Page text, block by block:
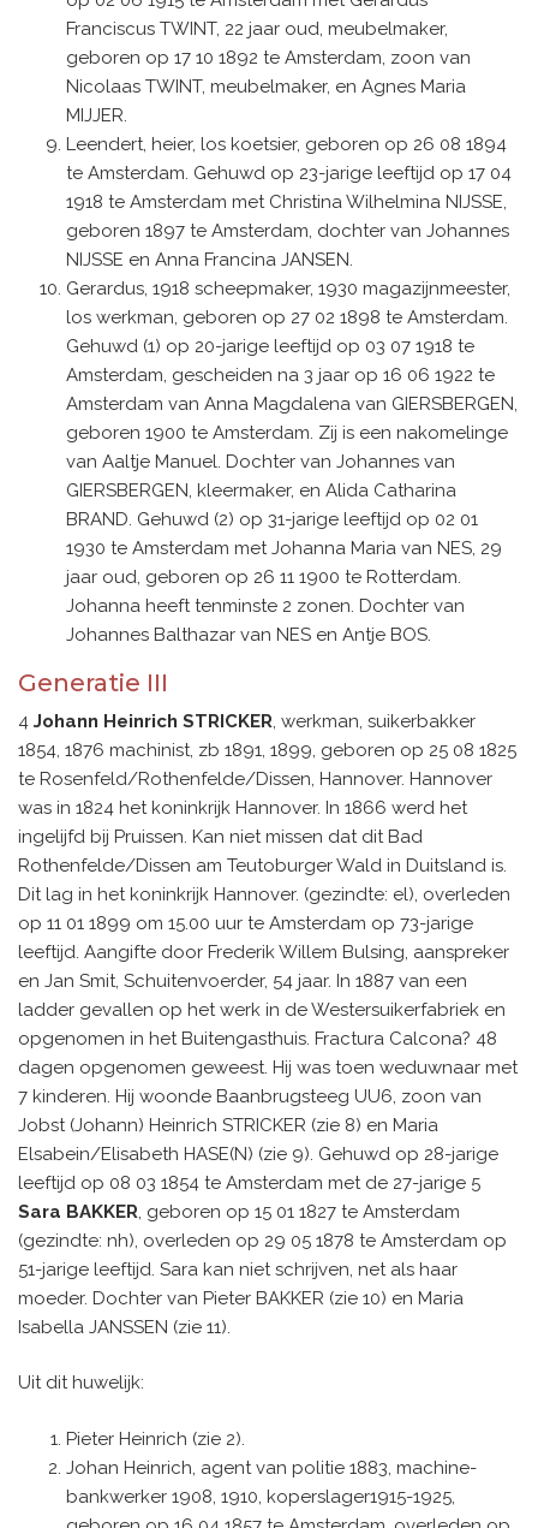
Franciscus TWINT, 22 jaar oud, meubelmaker,
geboren op 17 10 1892 te Amsterdam, zoon van
Nicolaas TWINT, meubelmaker, en Agnes Maria
MIJJER.
Leendert, heier, los koetsier, geboren op 26 08 1894
te Amsterdam. Gehuwd op 23-jarige leeftijd op 17 04
1918 te Amsterdam met Christina Wilhelmina NIJSSE,
geboren 1897 te Amsterdam, dochter van Johannes
NIJSSE en Anna Francina JANSEN.
Gerardus, 1918 scheepmaker, 1930 magazijnmeester,
los werkman, geboren op 27 02 1898 te Amsterdam.
Gehuwd (1) op 20-jarige leeftijd op 03 07 1918 te
Amsterdam, gescheiden na 3 jaar op 16 06 1922 te
Amsterdam van Anna Magdalena van GIERSBERGEN,
geboren 1900 te Amsterdam. Zij is een nakomelinge
van Aaltje Manuel. Dochter van Johannes van
GIERSBERGEN, kleermaker, en Alida Catharina
BRAND. Gehuwd (2) op 31-jarige leeftijd op 02 01
1930 te Amsterdam met Johanna Maria van NES, 29
jaar oud, geboren op 26 11 1900 te Rotterdam.
Johanna heeft tenminste 2 zonen. Dochter van
Johannes Balthazar van NES en Antje BOS.
Generatie III
4 Johann Heinrich STRICKER , werkman, suikerbakker
1854, 1876 machinist, zb 1891, 1899, geboren op 25 08 1825
te Rosenfeld/Rothenfelde/Dissen, Hannover. Hannover
was in 1824 het koninkrijk Hannover. In 1866 werd het
ingelijfd bij Pruissen. Kan niet missen dat dit Bad
Rothenfelde/Dissen am Teutoburger Wald in Duitsland is.
Dit lag in het koninkrijk Hannover. (gezindte: el), overleden
op 11 01 1899 om 15.00 uur te Amsterdam op 73-jarige
leeftijd. Aangifte door Frederik Willem Bulsing, aanspreker
en Jan Smit, Schuitenvoerder, 54 jaar. In 1887 van een
ladder gevallen op het werk in de Westersuikerfabriek en
opgenomen in het Buitengasthuis. Fractura Calcona? 48
dagen opgenomen geweest. Hij was toen weduwnaar met
7 kinderen. Hij woonde Baanbrugsteeg UU6, zoon van
Jobst (Johann) Heinrich STRICKER (zie 8) en Maria
Elsabein/Elisabeth HASE(N) (zie 9). Gehuwd op 28-jarige
leeftijd op 08 03 1854 te Amsterdam met de 27-jarige 5
Sara BAKKER , geboren op 15 01 1827 te Amsterdam
(gezindte: nh), overleden op 29 05 1878 te Amsterdam op
51-jarige leeftijd. Sara kan niet schrijven, net als haar
moeder. Dochter van Pieter BAKKER (zie 10) en Maria
Isabella JANSSEN (zie 11).
Uit dit huwelijk:
Pieter Heinrich (zie 2).
Johan Heinrich, agent van politie 1883, machine-
bankwerker 1908, 1910, koperslager1915-1925,